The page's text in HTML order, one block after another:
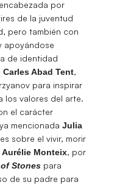
por
de la juventud
pero también con
apoyándose
de identidad
Carles Abad Tent,
para inspirar
los valores del arte.
el carácter
mencionada Julia
sobre el vivir, morir
Aurélie Monteix, por
Stones para
de su padre para